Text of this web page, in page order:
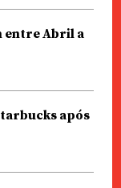
entre Abril a
após